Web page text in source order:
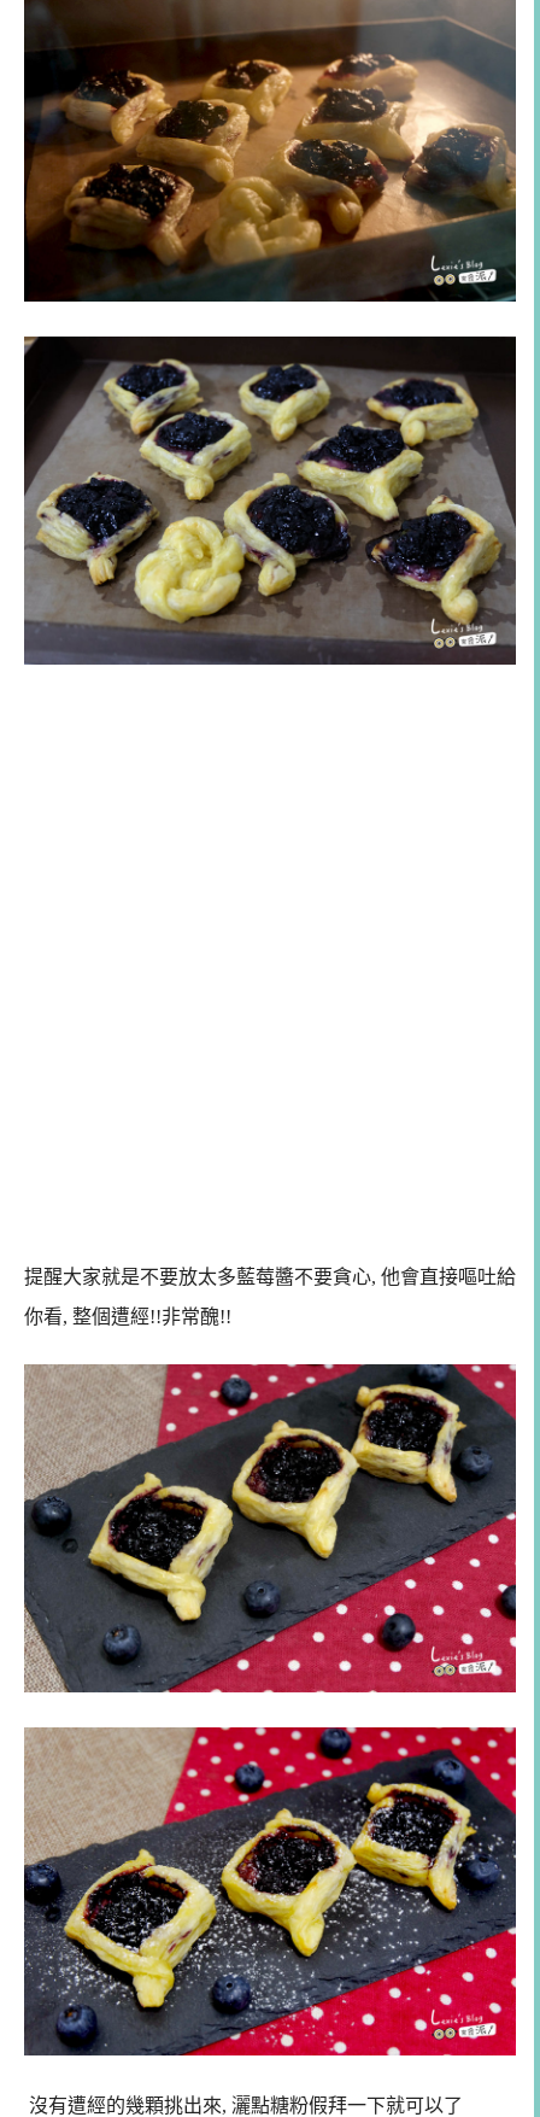
提醒大家就是不要放太多藍莓醬不要貪心, 他會直接嘔吐給
你看, 整個遭經!!非常醜!!
沒有遭經的幾顆挑出來, 灑點糖粉假拜一下就可以了